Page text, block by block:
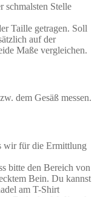
schmalsten Stelle
Taille getragen. Soll
auf der
Maße vergleichen.
dem Gesäß messen.
wir für die Ermittlung
bitte den Bereich von
Bein. Du kannst
am T-Shirt